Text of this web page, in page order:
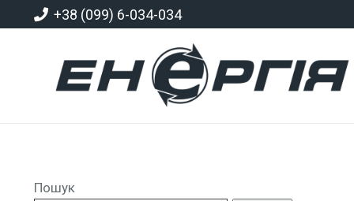
+38 (099) 6-034-034
Пошук